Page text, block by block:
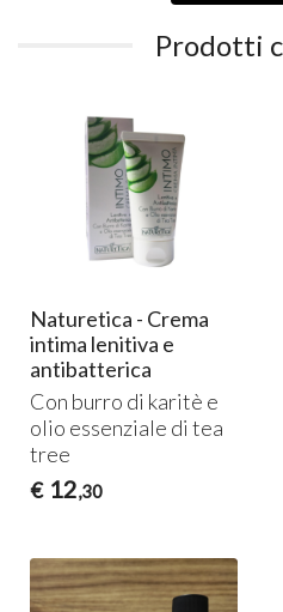
Prodotti
Naturetica - Crema
intima lenitiva e
antibatterica
Con burro di karitè e
olio essenziale di tea
tree
€ 12,30